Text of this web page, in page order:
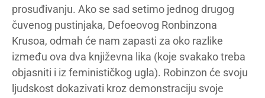
prosuđivanju. Ako se sad setimo jednog drugog
čuvenog pustinjaka, Defoeovog Ronbinzona
Krusoa, odmah će nam zapasti za oko razlike
između ova dva književna lika (koje svakako treba
objasniti i iz feminističkog ugla). Robinzon će svoju
ljudskost dokazivati kroz demonstraciju svoje